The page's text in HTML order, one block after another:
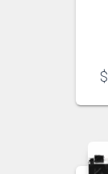
$